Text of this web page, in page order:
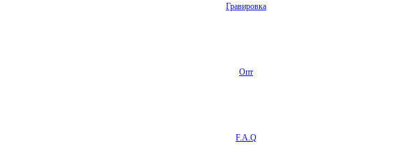
Гравировка
Опт
F.A.Q